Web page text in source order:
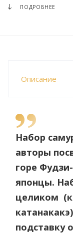
ПОДРОБНЕЕ
Описание
Набор
авторы
горе
японцы.
целиком
подставку